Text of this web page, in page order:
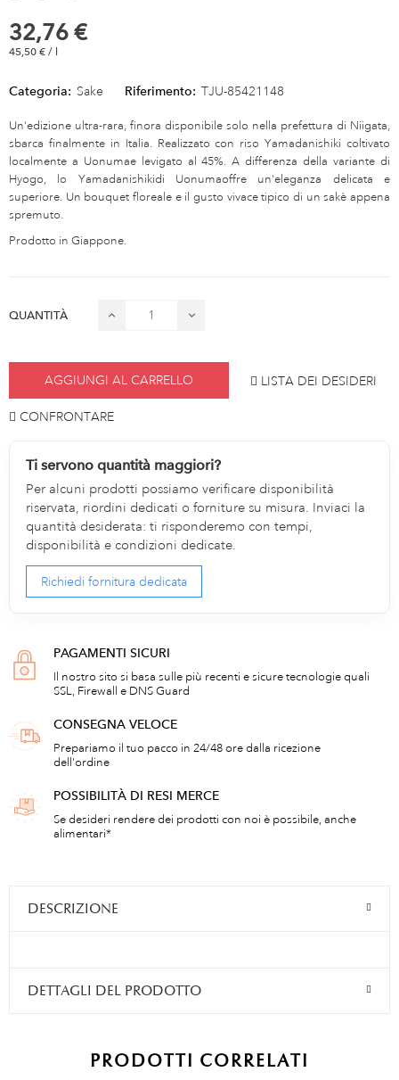
32,76 €
45,50 € / l
Categoria: Sake Riferimento: TJU-85421148
Un'edizione ultra-rara, finora disponibile solo nella prefettura di Niigata,
sbarca finalmente in Italia. Realizzato con riso Yamadanishiki coltivato
localmente a Uonumae levigato al 45%. A differenza della variante di
Hyogo, lo Yamadanishikidi Uonumaoffre un'eleganza delicata e
superiore. Un bouquet floreale e il gusto vivace tipico di un sakè appena
spremuto.
Prodotto in Giappone.
QUANTITÀ
AGGIUNGI AL CARRELLO LISTA DEI DESIDERI
CONFRONTARE
Ti servono quantità maggiori?
Per alcuni prodotti possiamo verificare disponibilità
riservata, riordini dedicati o forniture su misura. Inviaci la
quantità desiderata: ti risponderemo con tempi,
disponibilità e condizioni dedicate.
Richiedi fornitura dedicata
PAGAMENTI SICURI
Il nostro sito si basa sulle più recenti e sicure tecnologie quali
SSL, Firewall e DNS Guard
CONSEGNA VELOCE
Prepariamo il tuo pacco in 24/48 ore dalla ricezione
dell'ordine
POSSIBILITÀ DI RESI MERCE
Se desideri rendere dei prodotti con noi è possibile, anche
alimentari*
DESCRIZIONE
DETTAGLI DEL PRODOTTO
PRODOTTI CORRELATI